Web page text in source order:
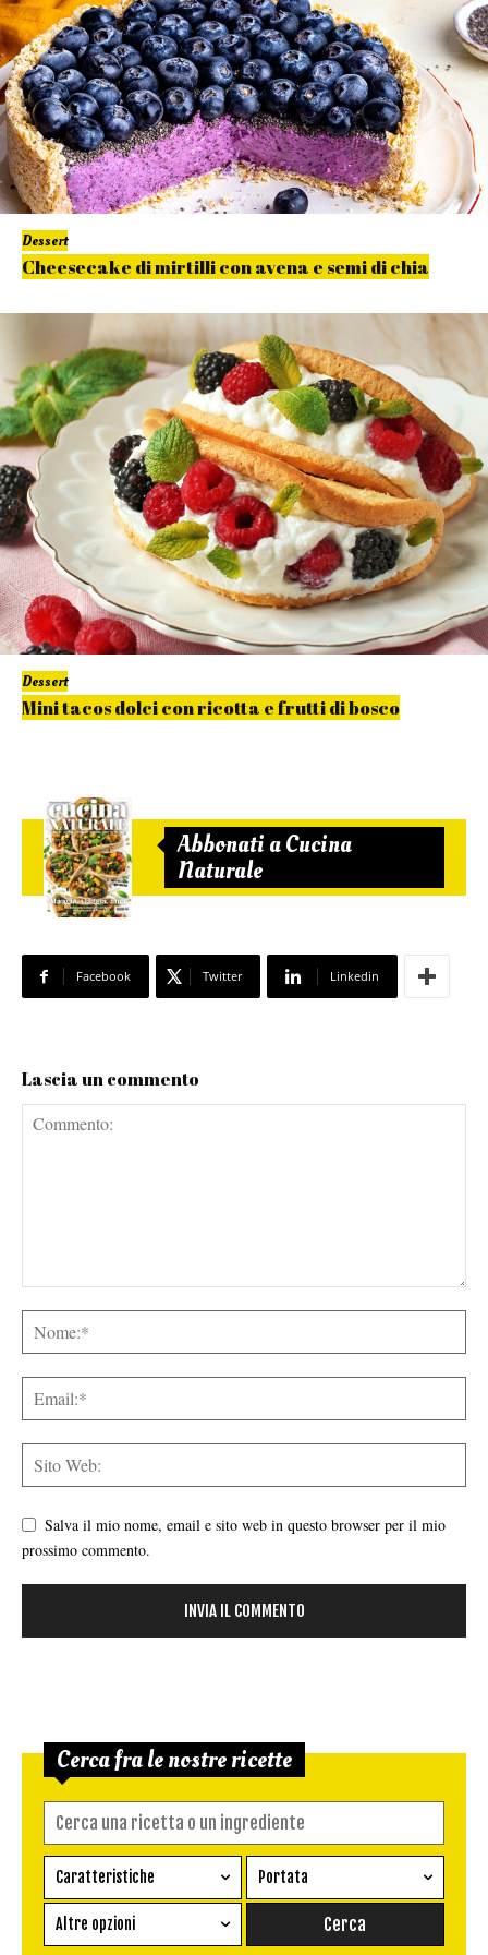
Dessert
Cheesecake di mirtilli con avena e semi di chia
Dessert
Mini tacos dolci con ricotta e frutti di bosco
Abbonati a Cucina
Naturale
Facebook Twitter Linkedin
Lascia un commento
Salva il mio nome, email e sito web in questo browser per il mio
prossimo commento.
Cerca fra le nostre ricette
Caratteristiche
Ricetta vegetariana
Senza glutine
Portata
Conserva
Altre opzioni